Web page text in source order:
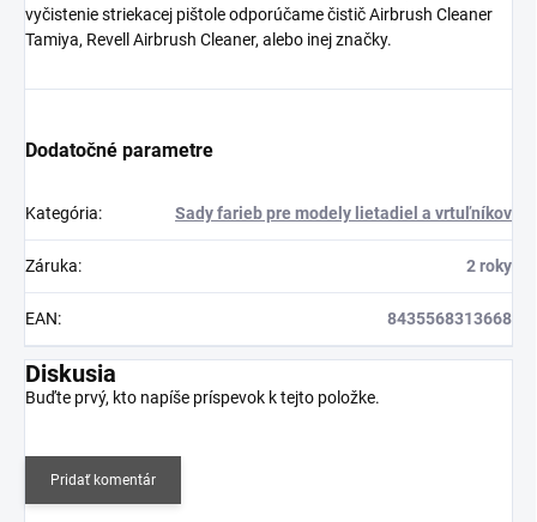
vyčistenie striekacej pištole odporúčame čistič Airbrush Cleaner
Tamiya, Revell Airbrush Cleaner, alebo inej značky.
Dodatočné parametre
Kategória: Sady farieb pre modely lietadiel a vrtuľníkov
Záruka: 2 roky
EAN: 8435568313668
Diskusia
Buďte prvý, kto napíše príspevok k tejto položke.
Pridať komentár